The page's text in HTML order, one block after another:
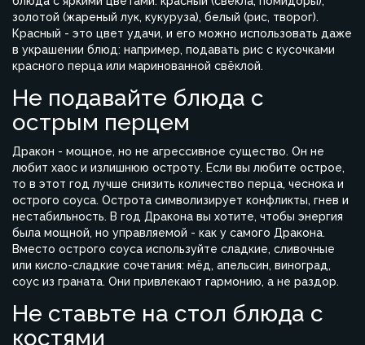
золотой (жареный лук, кукуруза), белый (рис, творог).
Красный - это цвет удачи, и его можно использовать даже
в украшении блюд: например, подавать рис с кусочками
красного перца или маринованной свёклой.
Не подавайте блюда с
острым перцем
Дракон - мощное, но не агрессивное существо. Он не
любит хаос и излишнюю остроту. Если вы любите острое,
то в этот год лучше снизить количество перца, чеснока и
острого соуса. Острота символизирует конфликты, гнев и
нестабильность. В год Дракона вы хотите, чтобы энергия
была мощной, но управляемой - как у самого Дракона.
Вместо острого соуса используйте сладкие, сливочные
или кисло-сладкие сочетания: мёд, апельсин, виноград,
соус из граната. Они привлекают гармонию, а не раздор.
Не ставьте на стол блюда с
костями